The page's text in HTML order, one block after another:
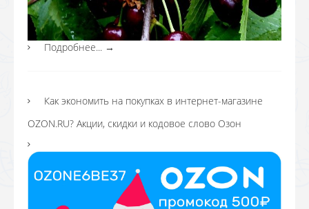
Подробнее... →
Как экономить на покупках в интернет-магазине
OZON.RU? Акции, скидки и кодовое слово Озон